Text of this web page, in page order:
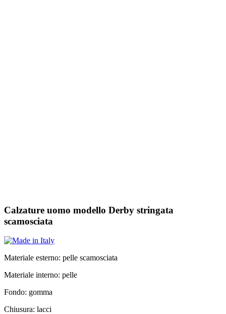
Calzature uomo modello Derby stringata
scamosciata
Materiale esterno: pelle scamosciata
Materiale interno: pelle
Fondo: gomma
Chiusura: lacci